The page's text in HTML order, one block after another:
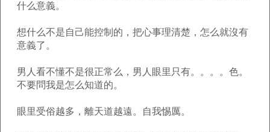
什么意義。
想什么不是自己能控制的，把心事理清楚，怎么就沒有
意義了。
男人看不懂不是很正常么，男人眼里只有。。。。色。
不要問我是怎么知道的。
眼里受俗越多，離天道越遠。自我惕厲。